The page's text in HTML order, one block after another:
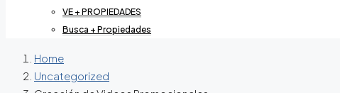
VE + PROPIEDADES
Busca + Propiedades
Home
Uncategorized